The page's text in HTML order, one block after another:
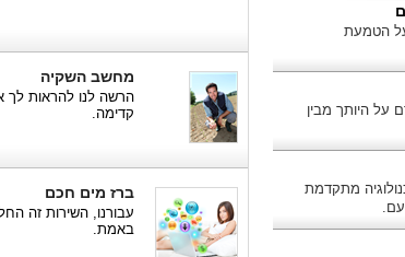
הטמעת
על היותך מבין
מתקדמת
מחשב השקיה
הרשה לנו להראות
קדימה.
ברז מים חכם
עבורנו, השירות זה
באמת.